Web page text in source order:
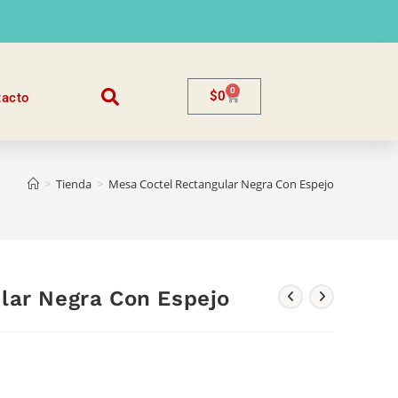
$0 0
> Tienda > Mesa Coctel Rectangular Negra Con Espejo
Negra Con Espejo